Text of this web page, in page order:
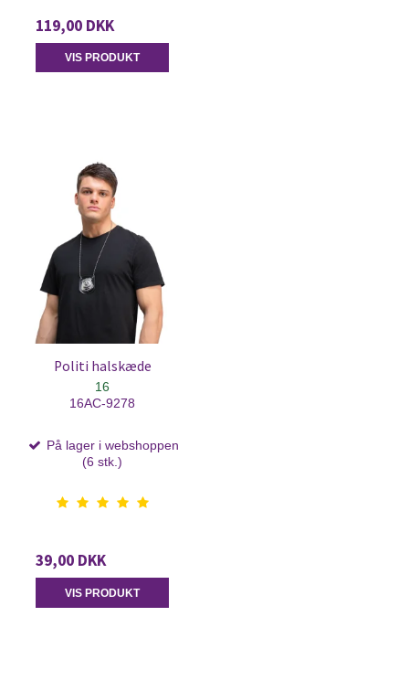
119,00 DKK
VIS PRODUKT
Politi halskæde
16
16AC-9278
På lager i webshoppen
(6 stk.)
39,00 DKK
VIS PRODUKT